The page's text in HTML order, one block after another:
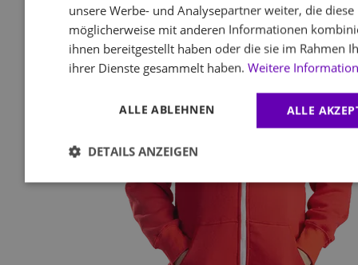
unsere Werbe- und Analysepartner weiter, die diese
möglicherweise mit anderen Informationen
ihnen bereitgestellt haben oder die sie im Rahmen
ihrer Dienste gesammelt haben. Weitere
ALLE
ALLE ABLEHNEN
DETAILS ANZEIGEN